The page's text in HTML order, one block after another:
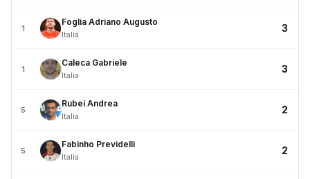
1
Foglia Adriano Augusto
Italia
3
1
Caleca Gabriele
Italia
3
5
Rubei Andrea
Italia
2
5
Fabinho Previdelli
Italia
2